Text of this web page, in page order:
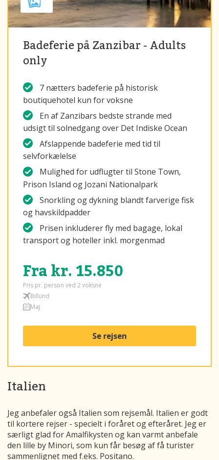
Badeferie på Zanzibar - Adults
only
7 nætters badeferie på historisk
boutiquehotel kun for voksne
En af Zanzibars bedste strande med
udsigt til solnedgang over Det Indiske Ocean
Afslappende badeferie med tid til
selvforkælelse
Mulighed for udflugter til Stone Town,
Prison Island og Jozani Nationalpark
Snorkling og dykning blandt farverige fisk
og havskildpadder
Prisen inkluderer fly med bagage, lokal
transport og hoteller inkl. morgenmad
Fra kr. 15.850
Pris pr. person ved 2 voksne
Billund
Maj
Se rejsen
Italien
Jeg anbefaler også Italien som rejsemål. Italien er godt
til kortere rejser - specielt i foråret og efteråret. Jeg er
særligt glad for Amalfikysten og kan varmt anbefale
den lille by Minori, som kun får besøg af få turister
sammenlignet med f.eks. Positano.